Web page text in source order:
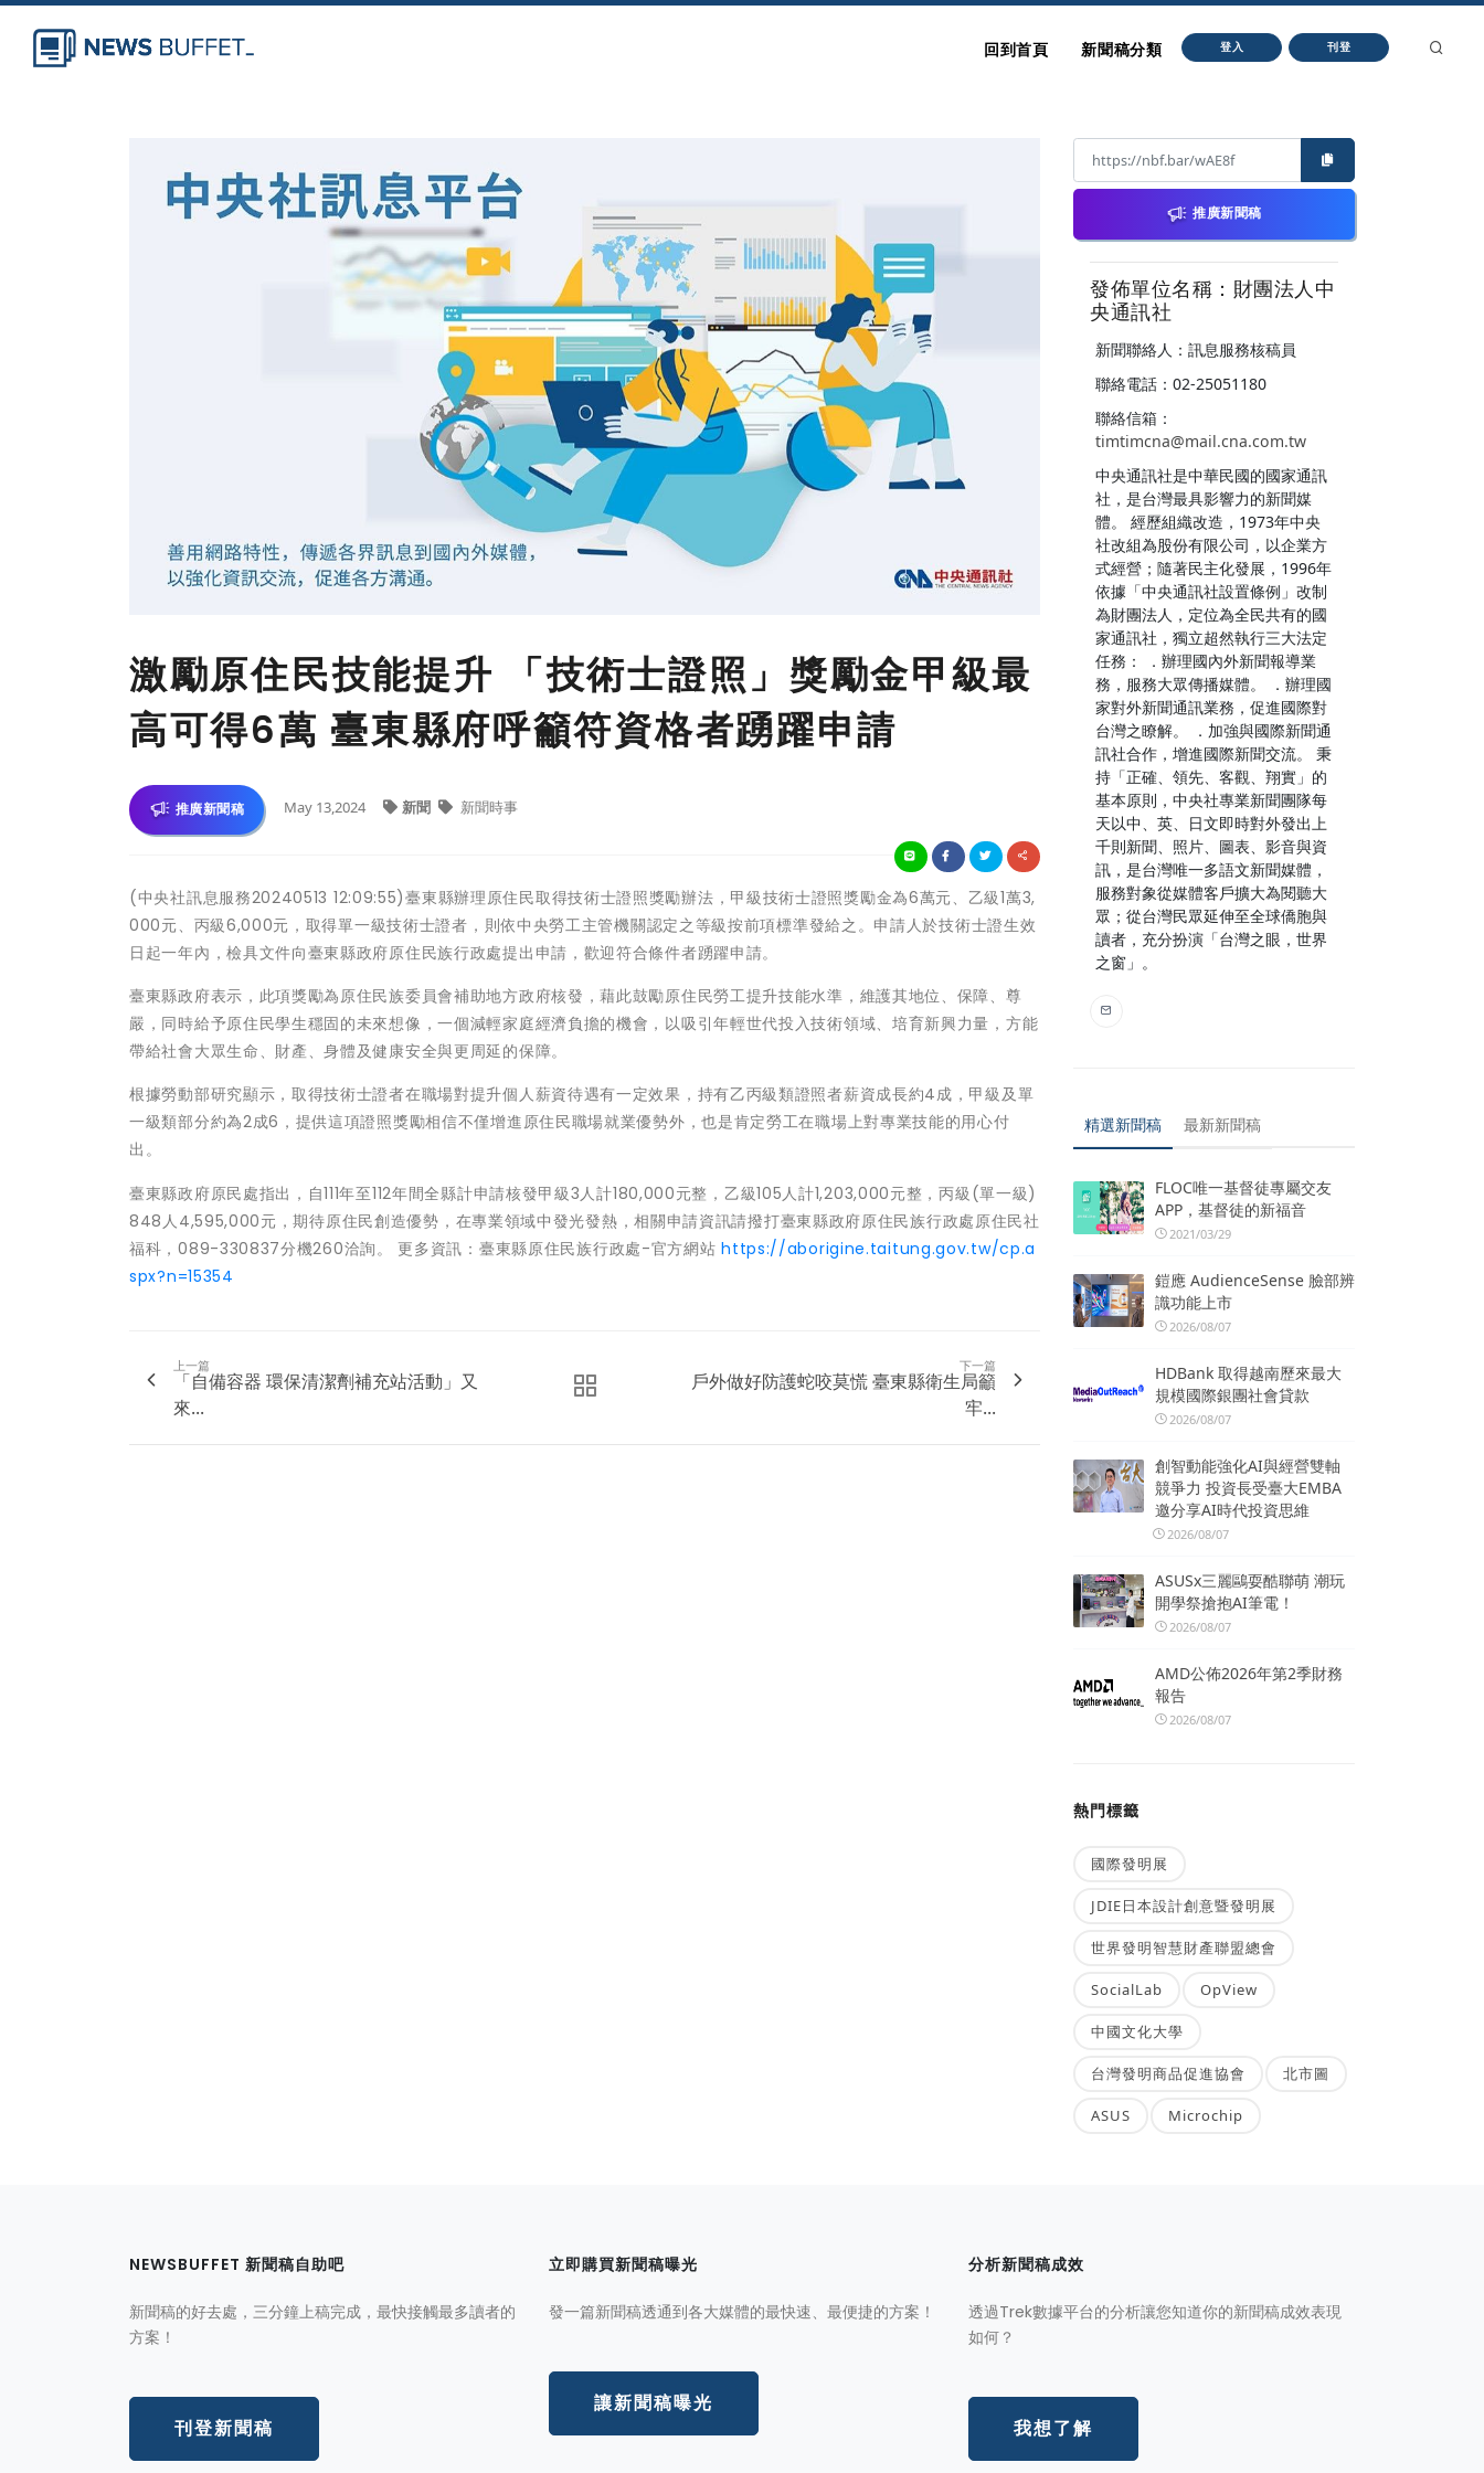
回到首頁 新聞稿分類 登入 刊登
激勵原住民技能提升 「技術士證照」獎勵金甲級最
高可得6萬 臺東縣府呼籲符資格者踴躍申請
推廣新聞稿 May 13,2024 新聞 新聞時事
(中央社訊息服務20240513 12:09:55)臺東縣辦理原住民取得技術士證照獎勵辦法，甲級技術士證照獎勵金為6萬元、乙級1萬3,
000元、丙級6,000元，取得單一級技術士證者，則依中央勞工主管機關認定之等級按前項標準發給之。申請人於技術士證生效
日起一年內，檢具文件向臺東縣政府原住民族行政處提出申請，歡迎符合條件者踴躍申請。
臺東縣政府表示，此項獎勵為原住民族委員會補助地方政府核發，藉此鼓勵原住民勞工提升技能水準，維護其地位、保障、尊
嚴，同時給予原住民學生穩固的未來想像，一個減輕家庭經濟負擔的機會，以吸引年輕世代投入技術領域、培育新興力量，方能
帶給社會大眾生命、財產、身體及健康安全與更周延的保障。
根據勞動部研究顯示，取得技術士證者在職場對提升個人薪資待遇有一定效果，持有乙丙級類證照者薪資成長約4成，甲級及單
一級類部分約為2成6，提供這項證照獎勵相信不僅增進原住民職場就業優勢外，也是肯定勞工在職場上對專業技能的用心付
出。
臺東縣政府原民處指出，自111年至112年間全縣計申請核發甲級3人計180,000元整，乙級105人計1,203,000元整，丙級(單一級)
848人4,595,000元，期待原住民創造優勢，在專業領域中發光發熱，相關申請資訊請撥打臺東縣政府原住民族行政處原住民社
福科，089-330837分機260洽詢。 更多資訊：臺東縣原住民族行政處-官方網站https://aborigine.taitung.gov.tw/cp.a
spx?n=15354
上一篇
「自備容器 環保清潔劑補充站活動」又
來...
下一篇
戶外做好防護蛇咬莫慌 臺東縣衛生局籲
牢...
推廣新聞稿
發佈單位名稱：財團法人中
央通訊社
新聞聯絡人：訊息服務核稿員
聯絡電話：02-25051180
聯絡信箱：
timtimcna@mail.cna.com.tw
中央通訊社是中華民國的國家通訊
社，是台灣最具影響力的新聞媒
體。 經歷組織改造，1973年中央
社改組為股份有限公司，以企業方
式經營；隨著民主化發展，1996年
依據「中央通訊社設置條例」改制
為財團法人，定位為全民共有的國
家通訊社，獨立超然執行三大法定
任務： ．辦理國內外新聞報導業
務，服務大眾傳播媒體。 ．辦理國
家對外新聞通訊業務，促進國際對
台灣之瞭解。 ．加強與國際新聞通
訊社合作，增進國際新聞交流。 秉
持「正確、領先、客觀、翔實」的
基本原則，中央社專業新聞團隊每
天以中、英、日文即時對外發出上
千則新聞、照片、圖表、影音與資
訊，是台灣唯一多語文新聞媒體，
服務對象從媒體客戶擴大為閱聽大
眾；從台灣民眾延伸至全球僑胞與
讀者，充分扮演「台灣之眼，世界
之窗」。
精選新聞稿 最新新聞稿
FLOC唯一基督徒專屬交友
APP，基督徒的新福音
2021/03/29
鎧應 AudienceSense 臉部辨
識功能上市
2026/08/07
HDBank 取得越南歷來最大
規模國際銀團社會貸款
2026/08/07
創智動能強化AI與經營雙軸
競爭力 投資長受臺大EMBA
邀分享AI時代投資思維
2026/08/07
ASUSx三麗鷗耍酷聯萌 潮玩
開學祭搶抱AI筆電！
2026/08/07
AMD公佈2026年第2季財務
報告
2026/08/07
熱門標籤
國際發明展
JDIE日本設計創意暨發明展
世界發明智慧財產聯盟總會
SocialLab OpView
中國文化大學
台灣發明商品促進協會 北市圖
ASUS Microchip
NEWSBUFFET 新聞稿自助吧
新聞稿的好去處，三分鐘上稿完成，最快接觸最多讀者的
方案！
刊登新聞稿
立即購買新聞稿曝光
發一篇新聞稿透通到各大媒體的最快速、最便捷的方案！
讓新聞稿曝光
分析新聞稿成效
透過Trek數據平台的分析讓您知道你的新聞稿成效表現
如何？
我想了解